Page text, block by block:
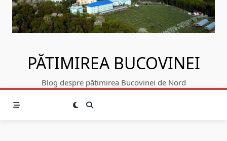
PĂTIMIREA BUCOVINEI
Blog despre pătimirea Bucovinei de Nord